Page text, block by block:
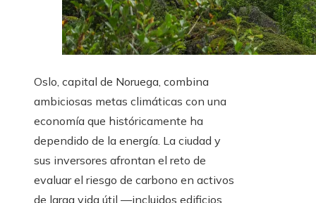
Oslo, capital de Noruega, combina
ambiciosas metas climáticas con una
economía que históricamente ha
dependido de la energía. La ciudad y
sus inversores afrontan el reto de
evaluar el riesgo de carbono en activos
de larga vida útil —incluidos edificios